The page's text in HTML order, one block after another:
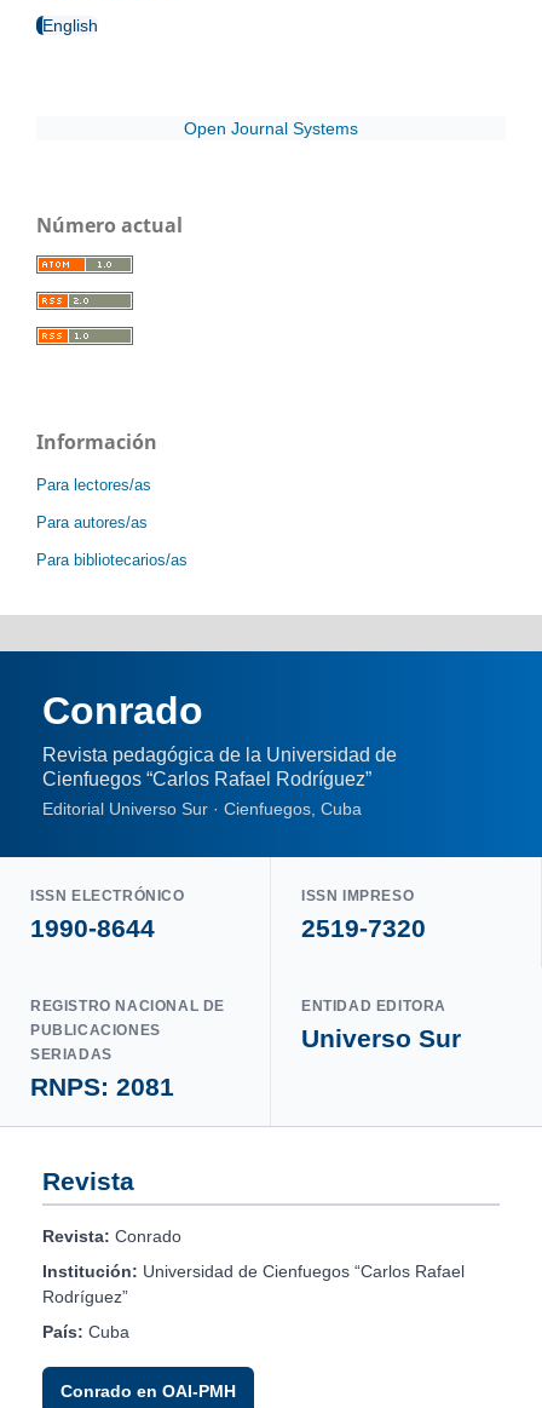
English
Open Journal Systems
Número actual
Información
Para lectores/as
Para autores/as
Para bibliotecarios/as
Conrado
Revista pedagógica de la Universidad de
Cienfuegos “Carlos Rafael Rodríguez”
Editorial Universo Sur · Cienfuegos, Cuba
ISSN ELECTRÓNICO
1990-8644
ISSN IMPRESO
2519-7320
REGISTRO NACIONAL DE
PUBLICACIONES
SERIADAS
RNPS: 2081
ENTIDAD EDITORA
Universo Sur
Revista
Revista: Conrado
Institución: Universidad de Cienfuegos “Carlos Rafael
Rodríguez”
País: Cuba
Conrado en OAI-PMH